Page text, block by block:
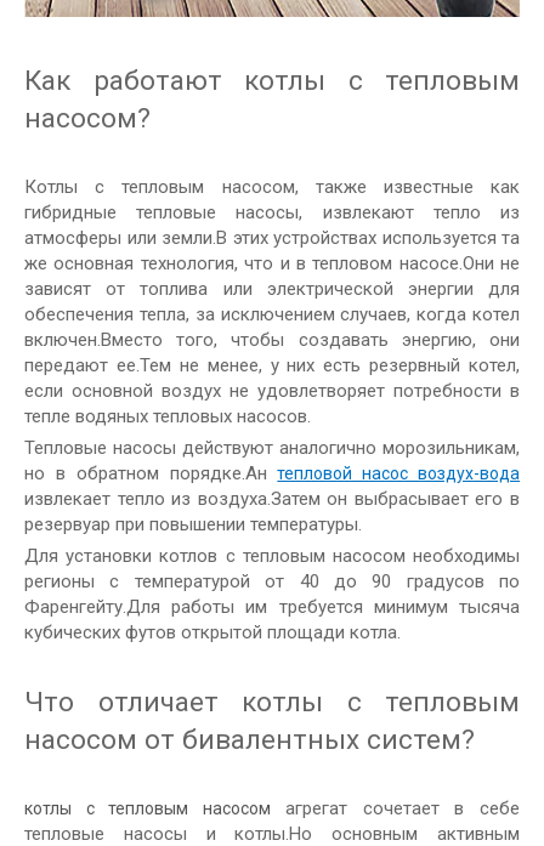
Как работают котлы с тепловым
насосом?
Котлы с тепловым насосом, также известные как
гибридные тепловые насосы, извлекают тепло из
атмосферы или земли.В этих устройствах используется та
же основная технология, что и в тепловом насосе.Они не
зависят от топлива или электрической энергии для
обеспечения тепла, за исключением случаев, когда котел
включен.Вместо того, чтобы создавать энергию, они
передают ее.Тем не менее, у них есть резервный котел,
если основной воздух не удовлетворяет потребности в
тепле водяных тепловых насосов.
Тепловые насосы действуют аналогично морозильникам,
но в обратном порядке.Антепловой насос воздух-вода
извлекает тепло из воздуха.Затем он выбрасывает его в
резервуар при повышении температуры.
Для установки котлов с тепловым насосом необходимы
регионы с температурой от 40 до 90 градусов по
Фаренгейту.Для работы им требуется минимум тысяча
кубических футов открытой площади котла.
Что отличает котлы с тепловым
насосом от бивалентных систем?
котлы с тепловым насосом
агрегат сочетает в себе
тепловые насосы и котлы.Но основным активным